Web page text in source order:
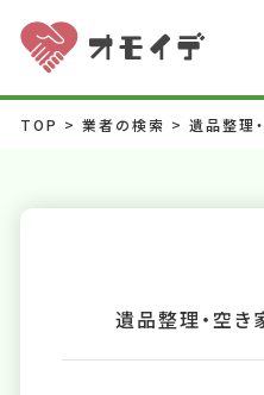
TOP > 業者の検索 > 遺品整理
遺品整理・空き